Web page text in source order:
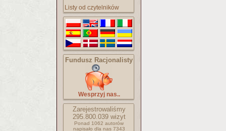
Listy od czytelników
Fundusz Racjonalisty
Wesprzyj nas..
Zarejestrowaliśmy
295.800.039wizyt
Ponad 1062 autorów
napisało dla nas 7343